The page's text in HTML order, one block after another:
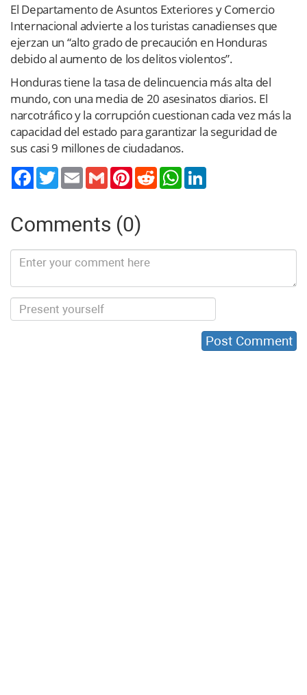
El Departamento de Asuntos Exteriores y Comercio
Internacional advierte a los turistas canadienses que
ejerzan un “alto grado de precaución en Honduras
debido al aumento de los delitos violentos”.
Honduras tiene la tasa de delincuencia más alta del
mundo, con una media de 20 asesinatos diarios. El
narcotráfico y la corrupción cuestionan cada vez más la
capacidad del estado para garantizar la seguridad de
sus casi 9 millones de ciudadanos.
TwitterEmail Gmail PinterestReddit WhatsApp
Comments (0)